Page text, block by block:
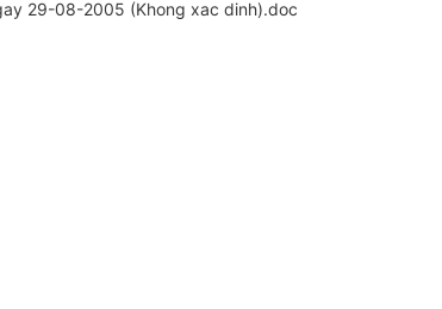
29-08-2005 (Khong xac dinh).doc